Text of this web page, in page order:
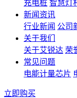
充电桩 智慧灯
新闻资讯
行业新闻 公司
关于我们
关于艾锐达 荣
常见问题
电能计量芯片
立即购买